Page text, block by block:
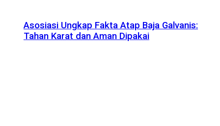
Asosiasi Ungkap Fakta Atap Baja Galvanis:
Tahan Karat dan Aman Dipakai